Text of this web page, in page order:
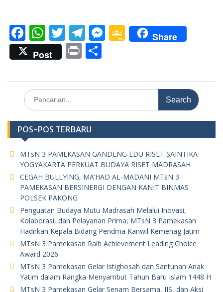
F
ac
e
b
o
o
k
W
h
at
s
A
p
p
T
w
itt
er
T
el
e
gr
a
m
M
e
n
g
er
G
o
gl
e
Cl
as
sr
o
o
m
Share
Post
Pr
t ar
Search
for:
POS-POS TERBARU
MTsN 3 PAMEKASAN GANDENG EDU RISET SAINTIKA
YOGYAKARTA PERKUAT BUDAYA RISET MADRASAH
CEGAH BULLYING, MA’HAD AL-MADANI MTsN 3
PAMEKASAN BERSINERGI DENGAN KANIT BINMAS
POLSEK PAKONG
Penguatan Budaya Mutu Madrasah Melalui Inovasi,
Kolaborasi, dan Pelayanan Prima, MTsN 3 Pamekasan
Hadirkan Kepala Bidang Pendma Kanwil Kemenag Jatim
MTsN 3 Pamekasan Raih Achievement Leading Choice
Award 2026
MTsN 3 Pamekasan Gelar Istighosah dan Santunan Anak
Yatim dalam Rangka Menyambut Tahun Baru Islam 1448 H
MTsN 3 Pamekasan Gelar Senam Bersama, JJS, dan Aksi